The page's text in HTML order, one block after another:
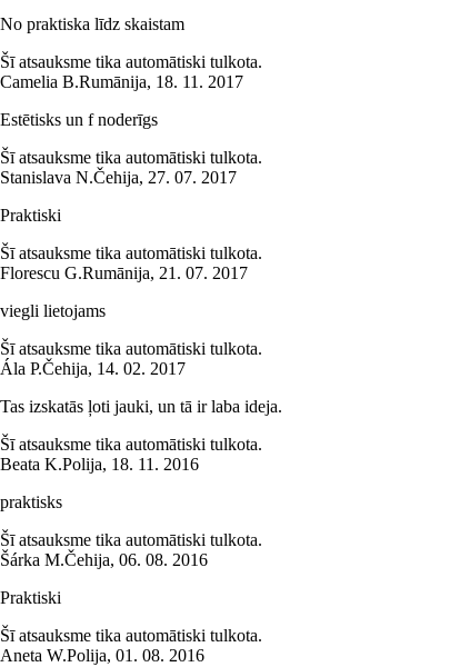
No praktiska līdz skaistam
Šī atsauksme tika automātiski tulkota.
Camelia B.Rumānija, 18. 11. 2017
Estētisks un f noderīgs
Šī atsauksme tika automātiski tulkota.
Stanislava N.Čehija, 27. 07. 2017
Praktiski
Šī atsauksme tika automātiski tulkota.
Florescu G.Rumānija, 21. 07. 2017
viegli lietojams
Šī atsauksme tika automātiski tulkota.
Ála P.Čehija, 14. 02. 2017
Tas izskatās ļoti jauki, un tā ir laba ideja.
Šī atsauksme tika automātiski tulkota.
Beata K.Polija, 18. 11. 2016
praktisks
Šī atsauksme tika automātiski tulkota.
Šárka M.Čehija, 06. 08. 2016
Praktiski
Šī atsauksme tika automātiski tulkota.
Aneta W.Polija, 01. 08. 2016